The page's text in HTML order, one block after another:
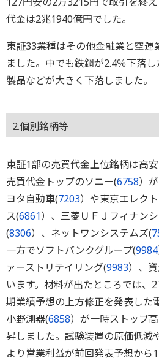
代金は2兆1940億円でした。
東証33業種はその他金融業と空運
ました。中でも鉄鋼が2.4％下落
製品などが大きく下落しました。
2.個別銘柄等
東証1部の売買代金上位銘柄は高
売買代金トップのソニー(6758）
ヨタ自動車(7203）や東京エレク
ス(6861）、三菱ＵＦＪフィナン
(8306）、ネットワンシステムズ(
一方でソフトバンクグループ(9984
ァーストリテイリング(9983）、
います。材料が出たところでは、
期業績予想の上方修正を発表した
小野測器(6858）が一時ストップ
昇しました。試験装置の原価低減
より営業利益が前回発表予想から